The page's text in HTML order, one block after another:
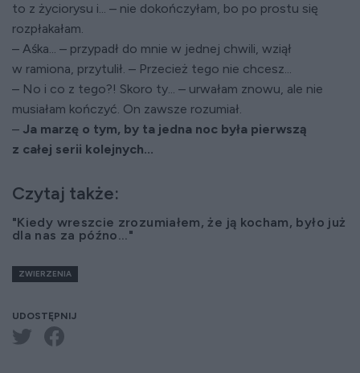
to z życiorysu i... – nie dokończyłam, bo po prostu się
rozpłakałam.
– Aśka... – przypadł do mnie w jednej chwili, wziął
w ramiona, przytulił. – Przecież tego nie chcesz...
– No i co z tego?! Skoro ty... – urwałam znowu, ale nie
musiałam kończyć. On zawsze rozumiał.
– Ja marzę o tym, by ta jedna noc była pierwszą
z całej serii kolejnych...
Czytaj także:
"Kiedy wreszcie zrozumiałem, że ją kocham, było już
dla nas za późno..."
ZWIERZENIA
UDOSTĘPNIJ